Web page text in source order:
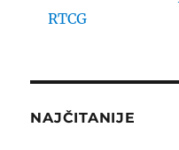
RTCG
NAJČITANIJE